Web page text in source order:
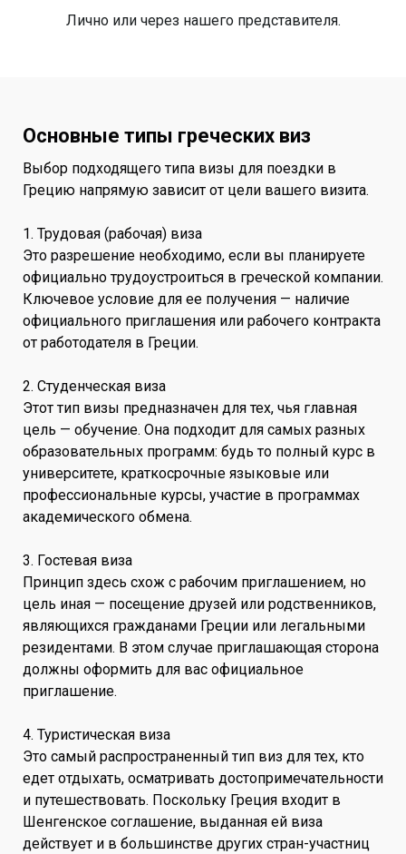
Лично или через нашего представителя.
Основные типы греческих виз
Выбор подходящего типа визы для поездки в
Грецию напрямую зависит от цели вашего визита.
1. Трудовая (рабочая) виза
Это разрешение необходимо, если вы планируете
официально трудоустроиться в греческой компании.
Ключевое условие для ее получения — наличие
официального приглашения или рабочего контракта
от работодателя в Греции.
2. Студенческая виза
Этот тип визы предназначен для тех, чья главная
цель — обучение. Она подходит для самых разных
образовательных программ: будь то полный курс в
университете, краткосрочные языковые или
профессиональные курсы, участие в программах
академического обмена.
3. Гостевая виза
Принцип здесь схож с рабочим приглашением, но
цель иная — посещение друзей или родственников,
являющихся гражданами Греции или легальными
резидентами. В этом случае приглашающая сторона
должны оформить для вас официальное
приглашение.
4. Туристическая виза
Это самый распространенный тип виз для тех, кто
едет отдыхать, осматривать достопримечательности
и путешествовать. Поскольку Греция входит в
Шенгенское соглашение, выданная ей виза
действует и в большинстве других стран-участниц